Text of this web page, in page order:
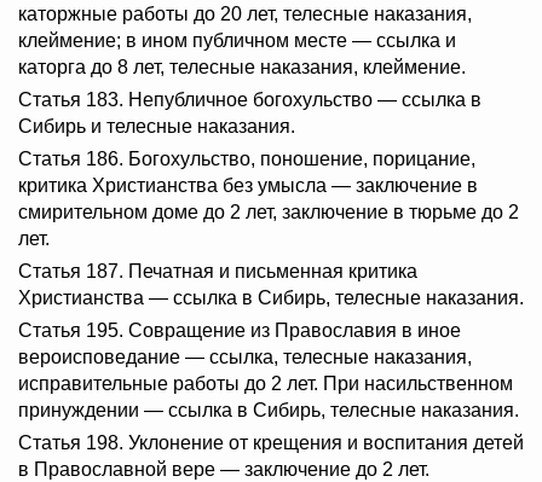
каторжные работы до 20 лет, телесные наказания,
клеймение; в ином публичном месте — ссылка и
каторга до 8 лет, телесные наказания, клеймение.
Статья 183. Непубличное богохульство — ссылка в
Сибирь и телесные наказания.
Статья 186. Богохульство, поношение, порицание,
критика Христианства без умысла — заключение в
смирительном доме до 2 лет, заключение в тюрьме до 2
лет.
Статья 187. Печатная и письменная критика
Христианства — ссылка в Сибирь, телесные наказания.
Статья 195. Совращение из Православия в иное
вероисповедание — ссылка, телесные наказания,
исправительные работы до 2 лет. При насильственном
принуждении — ссылка в Сибирь, телесные наказания.
Статья 198. Уклонение от крещения и воспитания детей
в Православной вере — заключение до 2 лет.